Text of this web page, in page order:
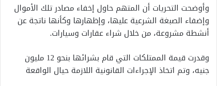
وأوضحت التحريات أن المتهم حاول إخفاء مصادر تلك الأموال
وإضفاء الصبغة الشرعية عليها، وإظهارها وكأنها ناتجة عن
أنشطة مشروعة، من خلال شراء عقارات وسيارات.
وقدرت قيمة الممتلكات التي قام بشرائها بنحو 12 مليون
جنيه، وتم اتخاذ الإجراءات القانونية اللازمة حيال الواقعة